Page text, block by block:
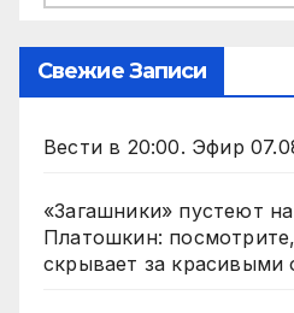
Свежие Записи
Вести в 20:00. Эфир
«Загашники» пустеют
Платошкин:
скрывает за красивыми